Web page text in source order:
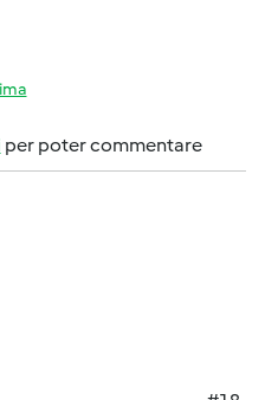
per poter commentare